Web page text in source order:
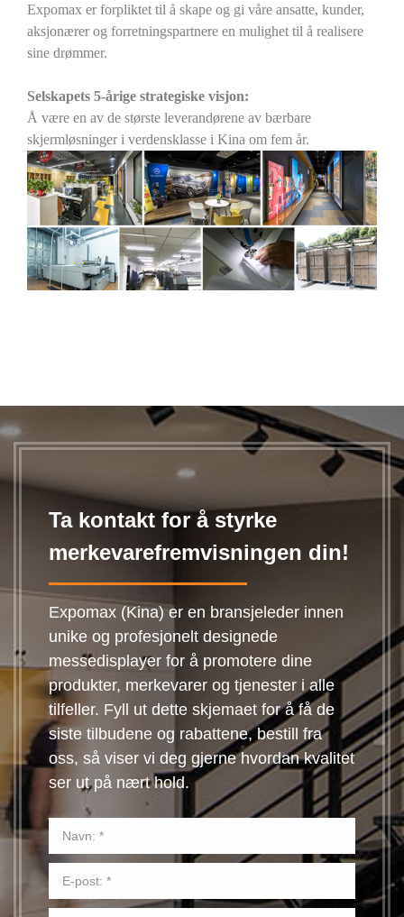
Expomax er forpliktet til å skape og gi våre ansatte, kunder,
aksjonærer og forretningspartnere en mulighet til å realisere
sine drømmer.
Selskapets 5-årige strategiske visjon:
Å være en av de største leverandørene av bærbare
skjermløsninger i verdensklasse i Kina om fem år.
Ta kontakt for å styrke
merkevarefremvisningen din!
Expomax (Kina) er en bransjeleder innen
unike og profesjonelt designede
messedisplayer for å promotere dine
produkter, merkevarer og tjenester i alle
tilfeller. Fyll ut dette skjemaet for å få de
siste tilbudene og rabattene, bestill fra
oss, så viser vi deg gjerne hvordan kvalitet
ser ut på nært hold.